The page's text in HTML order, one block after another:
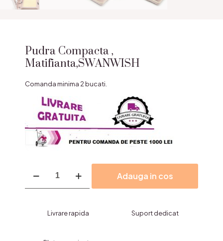
Pudra Compacta ,
Matifianta,SWANWISH
Comanda minima 2 bucati.
Pudra
Adauga in cos
Livrare rapida Suport dedicat